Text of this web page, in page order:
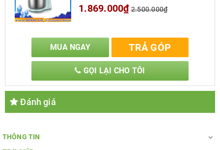
1.869.000₫ 2.500.000₫
MUA NGAY TRẢ GÓP
GỌI LẠI CHO TÔI
Đánh giá
THÔNG TIN